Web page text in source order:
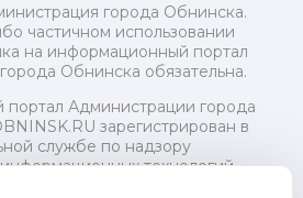
города Обнинска.
частичном использовании
на информационный портал
Обнинска обязательна.
Администрации города
зарегистрирован в
службе по надзору
технологий
(Роскомнадзор) 24 июля